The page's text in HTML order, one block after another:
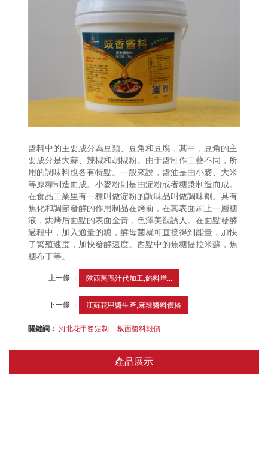
醬料中的主要成分為豆類、豆角和豆腐，其中，豆角的主
要成分是大蒜、辣椒和胡椒粉。由于醬制作工藝不同，所
用的調味料也各有特點。一般來說，醬油是由小麥、大米
等原糧制造而成。小麥粉則是由淀粉或者糖漿制造而成。
在食品工業里有一種叫做淀粉的調味品叫做調味劑。具有
焦化和調節發酵的作用制品在烤前，在其表面刷上一層糖
液，烘烤后面點的表面金黃，色澤美觀誘人。在面點發酵
過程中，加入適量的糖，酵母菌就可直接得到能量，加快
了繁殖速度，加快發酵速度。西點中的焦糖提拉米蘇，焦
糖布丁等。
上一條 ： 陜西黑鴨汁代加工,餡料增...
下一條 ： 江蘇花甲醬生產,麻辣醬料價格
關鍵詞：河北花甲醬定制 板面醬料報價
產品展示